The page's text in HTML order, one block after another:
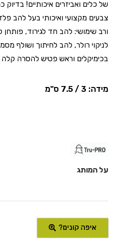
ורב שימושי: להב חד לגירוד,
לניקוי רולר, להב לחיתוך ושולף
בכימיקלים וראש פטיש להסרה
מידה: 3 / 7.5 ס"מ
על המותג
איפה קונים?